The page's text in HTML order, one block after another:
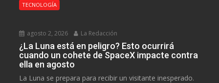
TECNOLOGÍA
agosto 2, 2026 La Redacción
¿La Luna está en peligro? Esto ocurrirá
cuando un cohete de SpaceX impacte contra
ella en agosto
La Luna se prepara para recibir un visitante inesperado.